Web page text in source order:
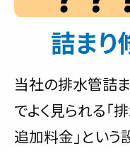
詰ま
当社の排水管詰
でよく見られる「
追加料金」という